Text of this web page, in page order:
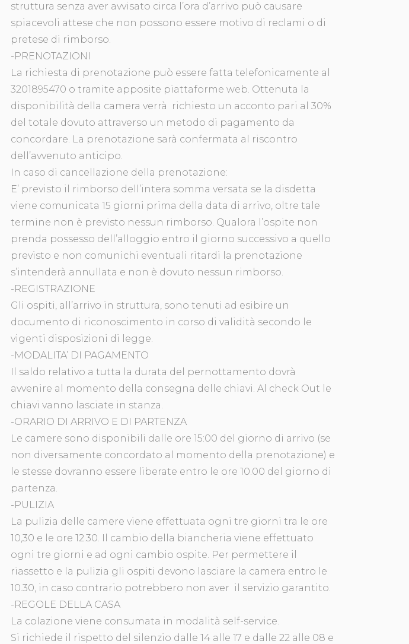
struttura senza aver avvisato circa l’ora d’arrivo può causare
spiacevoli attese che non possono essere motivo di reclami o di
pretese di rimborso.
-PRENOTAZIONI
La richiesta di prenotazione può essere fatta telefonicamente al
3201895470 o tramite apposite piattaforme web. Ottenuta la
disponibilità della camera verrà richiesto un acconto pari al 30%
del totale dovuto attraverso un metodo di pagamento da
concordare. La prenotazione sarà confermata al riscontro
dell’avvenuto anticipo.
In caso di cancellazione della prenotazione:
E’ previsto il rimborso dell’intera somma versata se la disdetta
viene comunicata 15 giorni prima della data di arrivo, oltre tale
termine non è previsto nessun rimborso. Qualora l’ospite non
prenda possesso dell’alloggio entro il giorno successivo a quello
previsto e non comunichi eventuali ritardi la prenotazione
s’intenderà annullata e non è dovuto nessun rimborso.
-REGISTRAZIONE
Gli ospiti, all’arrivo in struttura, sono tenuti ad esibire un
documento di riconoscimento in corso di validità secondo le
vigenti disposizioni di legge.
-MODALITA’ DI PAGAMENTO
Il saldo relativo a tutta la durata del pernottamento dovrà
avvenire al momento della consegna delle chiavi. Al check Out le
chiavi vanno lasciate in stanza.
-ORARIO DI ARRIVO E DI PARTENZA
Le camere sono disponibili dalle ore 15:00 del giorno di arrivo (se
non diversamente concordato al momento della prenotazione) e
le stesse dovranno essere liberate entro le ore 10.00 del giorno di
partenza.
-PULIZIA
La pulizia delle camere viene effettuata ogni tre giorni tra le ore
10,30 e le ore 12.30. Il cambio della biancheria viene effettuato
ogni tre giorni e ad ogni cambio ospite. Per permettere il
riassetto e la pulizia gli ospiti devono lasciare la camera entro le
10.30, in caso contrario potrebbero non aver il servizio garantito.
-REGOLE DELLA CASA
La colazione viene consumata in modalità self-service.
Si richiede il rispetto del silenzio dalle 14 alle 17 e dalle 22 alle 08 e